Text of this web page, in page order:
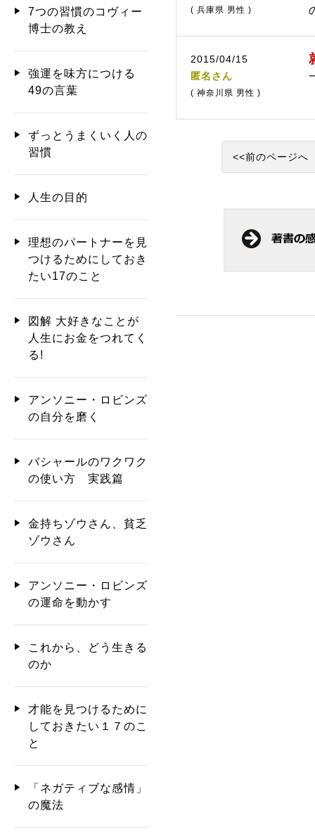
( 兵庫県 男性 )
2015/04/15
匿名さん
( 神奈川県 男性 )
<<前のページへ
7つの習慣のコヴィー
博士の教え
強運を味方につける
49の言葉
ずっとうまくいく人の
習慣
人生の目的
理想のパートナーを見
つけるためにしておき
たい17のこと
図解 大好きなことが
人生にお金をつれてく
る!
アンソニー・ロビンズ
の自分を磨く
バシャールのワクワク
の使い方 実践篇
金持ちゾウさん、貧乏
ゾウさん
アンソニー・ロビンズ
の運命を動かす
これから、どう生きる
のか
才能を見つけるために
しておきたい１７のこ
と
「ネガティブな感情」
の魔法